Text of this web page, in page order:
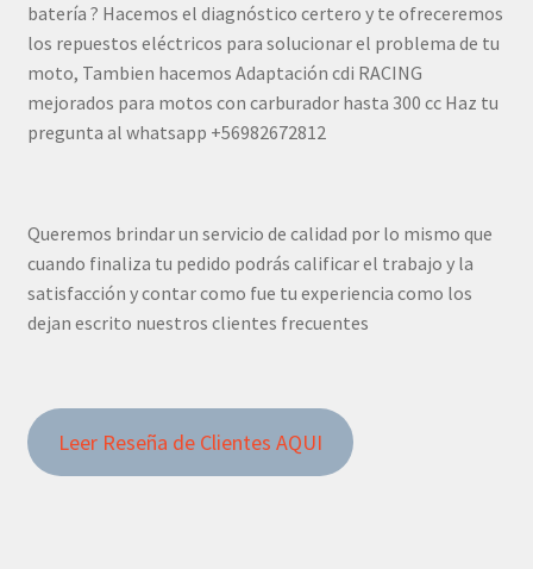
batería ? Hacemos el diagnóstico certero y te ofreceremos
los repuestos eléctricos para solucionar el problema de tu
moto, Tambien hacemos Adaptación cdi RACING
mejorados para motos con carburador hasta 300 cc Haz tu
pregunta al whatsapp +56982672812
Queremos brindar un servicio de calidad por lo mismo que
cuando finaliza tu pedido podrás calificar el trabajo y la
satisfacción y contar como fue tu experiencia como los
dejan escrito nuestros clientes frecuentes
Leer Reseña de Clientes AQUI